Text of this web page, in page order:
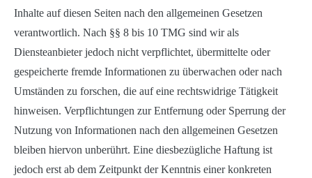
Inhalte auf diesen Seiten nach den allgemeinen Gesetzen
verantwortlich. Nach §§ 8 bis 10 TMG sind wir als
Diensteanbieter jedoch nicht verpflichtet, übermittelte oder
gespeicherte fremde Informationen zu überwachen oder nach
Umständen zu forschen, die auf eine rechtswidrige Tätigkeit
hinweisen. Verpflichtungen zur Entfernung oder Sperrung der
Nutzung von Informationen nach den allgemeinen Gesetzen
bleiben hiervon unberührt. Eine diesbezügliche Haftung ist
jedoch erst ab dem Zeitpunkt der Kenntnis einer konkreten